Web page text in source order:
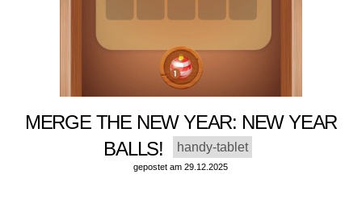
MERGE THE NEW YEAR: NEW YEAR
BALLS!
handy-tablet
gepostet am 29.12.2025